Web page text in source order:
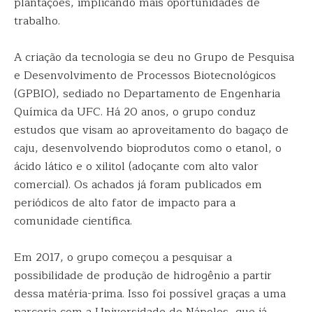
trabalho.
A criação da tecnologia se deu no Grupo de Pesquisa
e Desenvolvimento de Processos Biotecnológicos
(GPBIO), sediado no Departamento de Engenharia
Química da UFC. Há 20 anos, o grupo conduz
estudos que visam ao aproveitamento do bagaço de
caju, desenvolvendo bioprodutos como o etanol, o
ácido lático e o xilitol (adoçante com alto valor
comercial). Os achados já foram publicados em
periódicos de alto fator de impacto para a
comunidade científica.
Em 2017, o grupo começou a pesquisar a
possibilidade de produção de hidrogênio a partir
dessa matéria-prima. Isso foi possível graças a uma